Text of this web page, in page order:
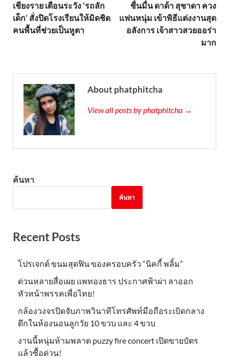
เชียงราย เตือนระวัง ‘รถลัก
เด็ก’ สั่งปิดโรงเรียนให้มิดชิด
คนพื้นที่ช่วยเป็นหูตา
ชื่นมื่น ดาด้า สุชาดา ควง
แฟนหนุ่ม เข้าพิธีแต่งงานสุด
อลังการ เจ้าสาวสวยออร่า
มาก
About phatphitcha
View all posts by phatphitcha →
ค้นหา
ค้นหา
Recent Posts
โปรเจกต์ ขนมสุดฟิน ของครอบครัว “นิคกี้ พลิ้ม”
ด่วนหลายสื่อเผย แพทองธาร ประกาศฟ้าผ่า ลาออก
หัวหน้าพรรคเพื่อไทย!
กล้องวงจรปิดจับภาพวินาทีโทรศัพท์มือถือระเบิดกลาง
ดึกในห้องนอนลูกวัย 10 ขวบ และ 4 ขวบ
งานนี้หนุ่มห้ามพลาด puzzy fire concert เปิดขายบัตร
แล้วซื้อด่วน!